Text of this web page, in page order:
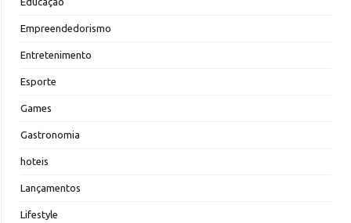
Empreendedorismo
Entretenimento
Esporte
Games
Gastronomia
hoteis
Lançamentos
Lifestyle